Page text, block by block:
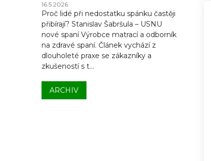
16.5.2026
Proč lidé při nedostatku spánku častěji
přibírají? Stanislav Šabršula – USNU
nové spaní Výrobce matrací a odborník
na zdravé spaní. Článek vychází z
dlouholeté praxe se zákazníky a
zkušeností s t...
ARCHIV